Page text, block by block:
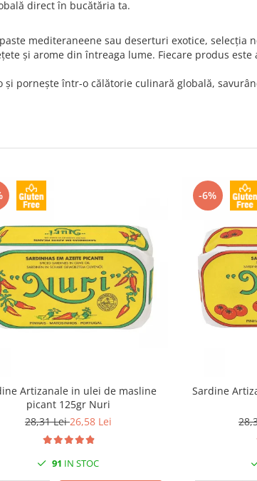
direct în bucătăria ta.
mediteraneene sau deserturi exotice, selecția
și arome din întreaga lume. Fiecare produs
pornește într-o călătorie culinară globală,
Artizanale in ulei de masline
picant 125gr Nuri
28,31 Lei26,58 Lei
91 IN STOC
-6%
Sardine